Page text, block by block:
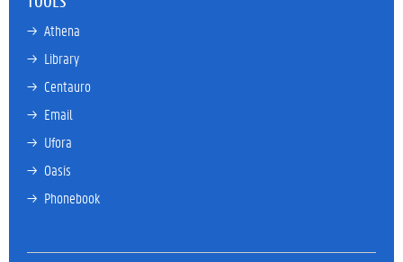
→ Athena
→ Library
→ Centauro
→ Email
→ Ufora
→ Oasis
→ Phonebook